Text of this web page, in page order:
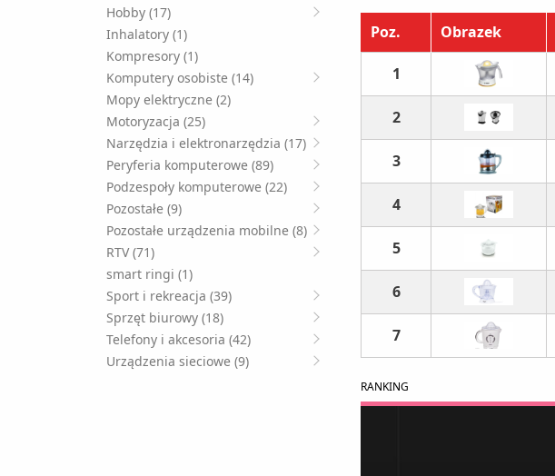
Hobby (17)
Inhalatory (1)
Kompresory (1)
Komputery osobiste (14)
Mopy elektryczne (2)
Motoryzacja (25)
Narzędzia i elektronarzędzia (17)
Peryferia komputerowe (89)
Podzespoły komputerowe (22)
Pozostałe (9)
Pozostałe urządzenia mobilne (8)
RTV (71)
smart ringi (1)
Sport i rekreacja (39)
Sprzęt biurowy (18)
Telefony i akcesoria (42)
Urządzenia sieciowe (9)
Poz. Obrazek
1
2
3
4
5
6
7
RANKING